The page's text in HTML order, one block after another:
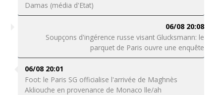
Damas (média d'Etat)
06/08 20:08
Soupçons d'ingérence russe visant Glucksmann: le
parquet de Paris ouvre une enquête
06/08 20:01
Foot: le Paris SG officialise l'arrivée de Maghnès
Akliouche en provenance de Monaco lle/ah